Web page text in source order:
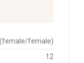
female)
12